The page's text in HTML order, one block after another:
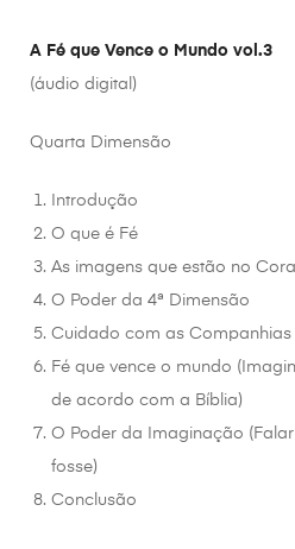
A Fé que Vence o Mundo vol.3
(áudio digital)
Quarta Dimensão
Introdução
O que é Fé
As imagens que estão no
O Poder da 4ª Dimensão
Cuidado com as Companhias
Fé que vence o mundo
de acordo com a Bíblia)
O Poder da Imaginação
fosse)
Conclusão